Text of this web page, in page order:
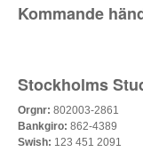
Kommande
Stockholms
Orgnr: 802003-2861
Bankgiro: 862-4389
Swish: 123 451 2091